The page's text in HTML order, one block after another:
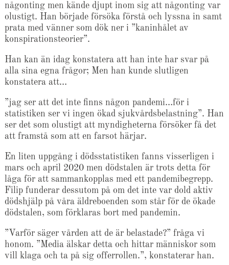
någonting men kände djupt inom sig att någonting var
olustigt. Han började försöka förstå och lyssna in samt
prata med vänner som dök ner i ”kaninhålet av
konspirationsteorier”.
Han kan än idag konstatera att han inte har svar på
alla sina egna frågor; Men han kunde slutligen
konstatera att…
”jag ser att det inte finns någon pandemi…för i
statistiken ser vi ingen ökad sjukvårdsbelastning”. Han
ser det som olustigt att myndigheterna försöker få det
att framstå som att en farsot härjar.
En liten uppgång i dödsstatistiken fanns visserligen i
mars och april 2020 men dödstalen är trots detta för
låga för att sammankopplas med ett pandemibegrepp.
Filip funderar dessutom på om det inte var dold aktiv
dödshjälp på våra äldreboenden som står för de ökade
dödstalen, som förklaras bort med pandemin.
”Varför säger vården att de är belastade?” fråga vi
honom. ”Media älskar detta och hittar människor som
vill klaga och ta på sig offerrollen.”, konstaterar han.